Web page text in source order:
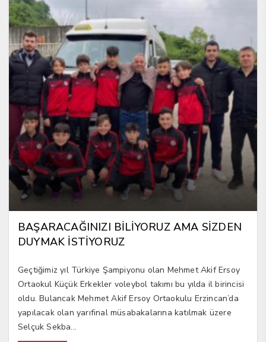
BAŞARACAĞINIZI BİLİYORUZ AMA SİZDEN
DUYMAK İSTİYORUZ
Geçtiğimiz yıl Türkiye Şampiyonu olan Mehmet Akif Ersoy
Ortaokul Küçük Erkekler voleybol takımı bu yılda il birincisi
oldu. Bulancak Mehmet Akif Ersoy Ortaokulu Erzincan’da
yapılacak olan yarıfinal müsabakalarına katılmak üzere
Selçuk Sekba...